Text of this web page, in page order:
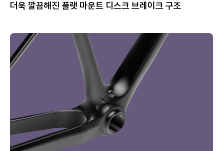
더욱 깔끔해진 플랫 마운트 디스크 브레이크 구조